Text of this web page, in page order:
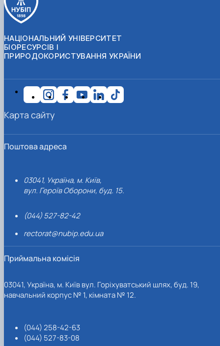
НАЦІОНАЛЬНИЙ УНІВЕРСИТЕТ
БІОРЕСУРСІВ І
ПРИРОДОКОРИСТУВАННЯ УКРАЇНИ
Поштова адреса
03041, Україна, м. Київ,
вул. Героїв Оборони, буд. 15.
(044) 527-82-42
rectorat@nubip.edu.ua
Приймальна комісія
03041, Україна, м. Київ вул. Горіхуватський шлях, буд. 19,
навчальний корпус № 1, кімната № 12.
(044) 258-42-63
(044) 527-83-08
Карта сайту